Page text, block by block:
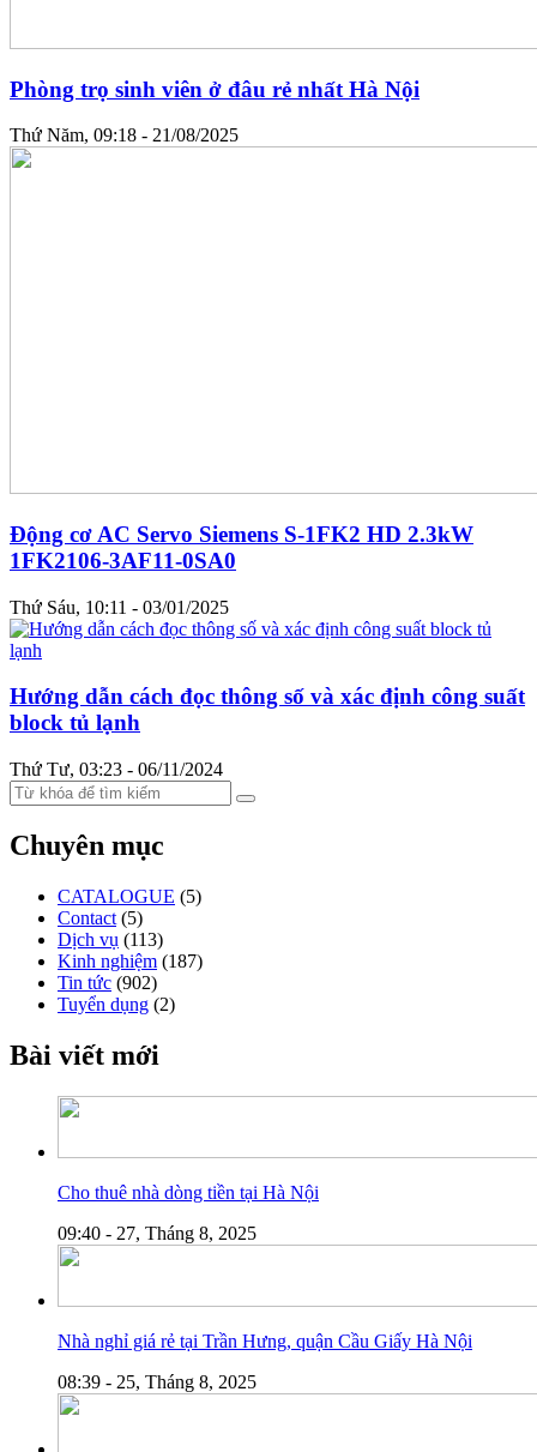
Phòng trọ sinh viên ở đâu rẻ nhất Hà Nội
Thứ Năm, 09:18 - 21/08/2025
Động cơ AC Servo Siemens S-1FK2 HD 2.3kW
1FK2106-3AF11-0SA0
Thứ Sáu, 10:11 - 03/01/2025
Hướng dẫn cách đọc thông số và xác định công suất
block tủ lạnh
Thứ Tư, 03:23 - 06/11/2024
Chuyên mục
CATALOGUE (5)
Contact (5)
Dịch vụ (113)
Kinh nghiệm (187)
Tin tức (902)
Tuyển dụng (2)
Bài viết mới
Cho thuê nhà dòng tiền tại Hà Nội
09:40 - 27, Tháng 8, 2025
Nhà nghỉ giá rẻ tại Trần Hưng, quận Cầu Giấy Hà Nội
08:39 - 25, Tháng 8, 2025